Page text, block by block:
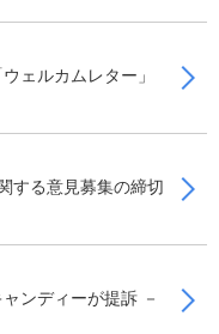
ェルカムレター」
する意見募集の締切
ンディーが提訴 －